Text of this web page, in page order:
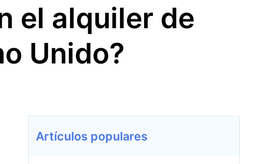
el alquiler de
Unido?
Artículos populares